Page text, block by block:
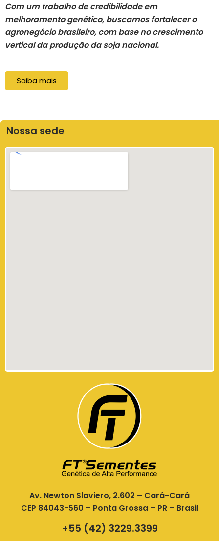
Com um trabalho de credibilidade em
melhoramento genético, buscamos fortalecer o
agronegócio brasileiro, com base no crescimento
vertical da produção da soja nacional.
Saiba mais
Nossa sede
Av. Newton Slaviero, 2.602 – Cará-Cará
CEP 84043-560 – Ponta Grossa – PR – Brasil
+55 (42) 3229.3399